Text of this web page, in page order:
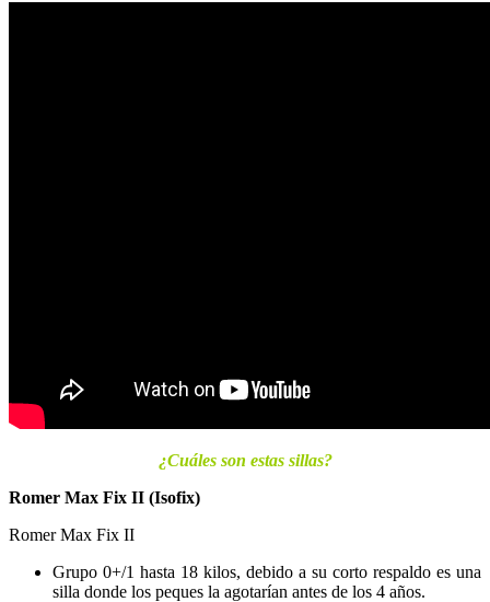
¿Cuáles son estas sillas?
Romer Max Fix II (Isofix)
Romer Max Fix II
Grupo 0+/1 hasta 18 kilos, debido a su corto respaldo es una
silla donde los peques la agotarían antes de los 4 años.